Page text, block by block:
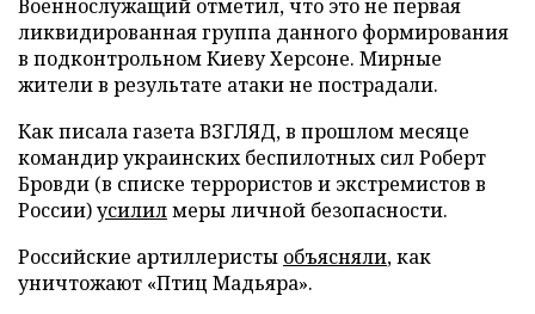
Военнослужащий отметил, что это не первая
ликвидированная группа данного формирования
в подконтрольном Киеву Херсоне. Мирные
жители в результате атаки не пострадали.
Как писала газета ВЗГЛЯД, в прошлом месяце
командир украинских беспилотных сил Роберт
Бровди (в списке террористов и экстремистов в
России)усилилмеры личной безопасности.
Российские артиллеристы объясняли, как
уничтожают «Птиц Мадьяра».